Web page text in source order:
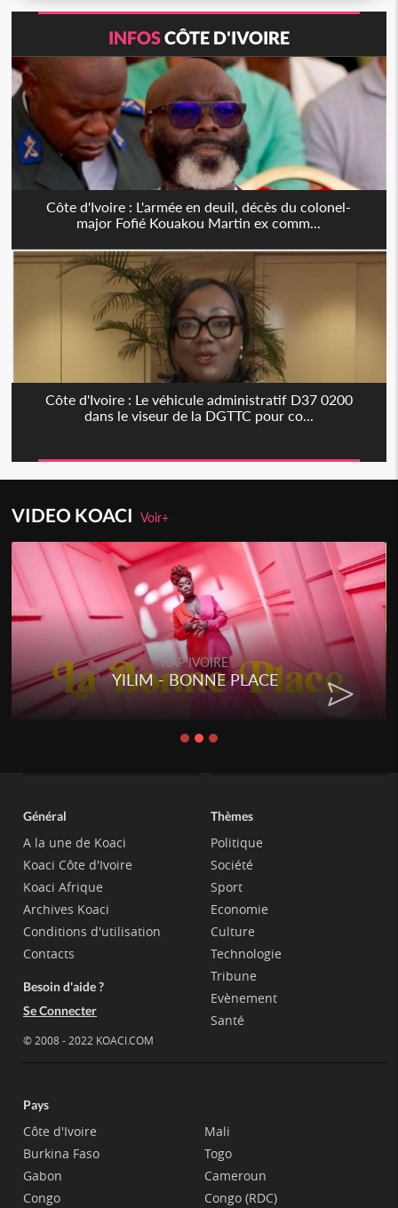
INFOSCÔTE D'IVOIRE
Côte d'Ivoire : L'armée en deuil, décès du colonel-
major Fofié Kouakou Martin ex comm...
Côte d'Ivoire : Le véhicule administratif D37 0200
dans le viseur de la DGTTC pour co...
VIDEO KOACIVoir+
RAP IVOIRE
YILIM - BONNE PLACE
Général
A la une de Koaci
Koaci Côte d'Ivoire
Koaci Afrique
Archives Koaci
Conditions d'utilisation
Contacts
Besoin d'aide ?
Se Connecter
© 2008 - 2022 KOACI.COM
Thèmes
Politique
Société
Sport
Economie
Culture
Technologie
Tribune
Evènement
Santé
Pays
Côte d'Ivoire
Burkina Faso
Gabon
Congo
Mali
Togo
Cameroun
Congo (RDC)